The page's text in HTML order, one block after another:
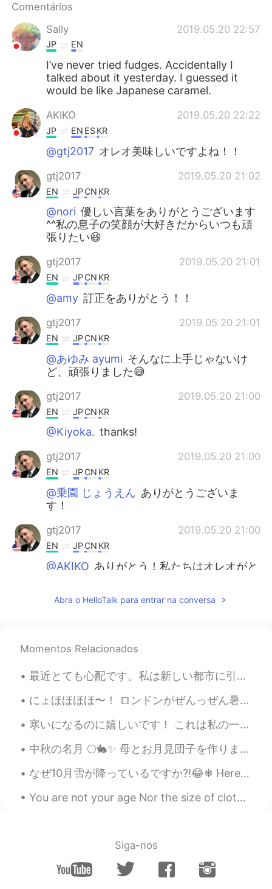
Comentários
Sally
2019.05.20 22:57
JP EN
I’ve never tried fudges. Accidentally I
talked about it yesterday. I guessed it
would be like Japanese caramel.
AKIKO 2019.05.20 22:22
JP EN ESKR
@gtj2017 オレオ美味しいですよね！！
gtj2017 2019.05.20 21:02
EN JPCN KR
@nori 優しい言葉をありがとうございます
^^私の息子の笑顔が大好きだからいつも頑
張りたい😆
gtj2017 2019.05.20 21:01
EN JPCN KR
@amy 訂正をありがとう！！
gtj2017 2019.05.20 21:01
EN JPCN KR
@あゆみ ayumi そんなに上手じゃないけ
ど、頑張りました😅
gtj2017 2019.05.20 21:00
EN JPCN KR
@Kiyoka. thanks!
gtj2017 2019.05.20 21:00
EN JPCN KR
@乗園 じょうえん ありがとうございま
す！
gtj2017 2019.05.20 21:00
EN JPCN KR
@AKIKO ありがとう！私たちはオレオがと
nori 2019.05.20 15:24
せですね😊😊😊💕
amy 2019.05.20 13:58
ので、クッキーとクリムのアイスな味
砕けたオレオクッキーの粉も入れたの
で、クッキーとクリームのアイスな味
になった
こんな味がとても好きだから、将来も
っと作りたい〜🤤
Abra o HelloTalk para entrar na conversa
Momentos Relacionados
最近とても心配です。私は新しい都市に引っ越して、新しい学校と新しい仕事を始めなければなりません。私は一人でいるのが怖くて、すべてが不可能だと感じています。しかし、今日私はこの蝶を一人で見ました、...
にょほほほほ〜！ ロンドンがぜんっぜん暑くないのに アレックスはまたアイスキャンデー作っとるでぇ 今日のお味は 苺ラズベリーとケフィア〜 今回はあんばいよくて美味しかった！ Ohohohooo...
寒いになるのに嬉しいです！ これは私の一番好きな季節です。葉が色を変えるときに。 良い冬である多く雪が降るといいです。 昨日、散歩しました。本当に綺麗でした！ 夫は息子石をスキップする方法を教...
中秋の名月 🌕🐇✨ 母とお月見団子を作りました 🎑 夜空を見上げると、お月様がそっと優しく見守ってくれてるみたいでホッとしますね (*´˘`*) 日本はもう金曜日の夜かな？ みなさん、一...
なぜ10月雪が降っているですか?!😂❄ Here is a great quote in the book I'm reading. People are constantly lost in...
You are not your age Nor the size of clothes you wear You are not a weight Or the color of your h...
Siga-nos